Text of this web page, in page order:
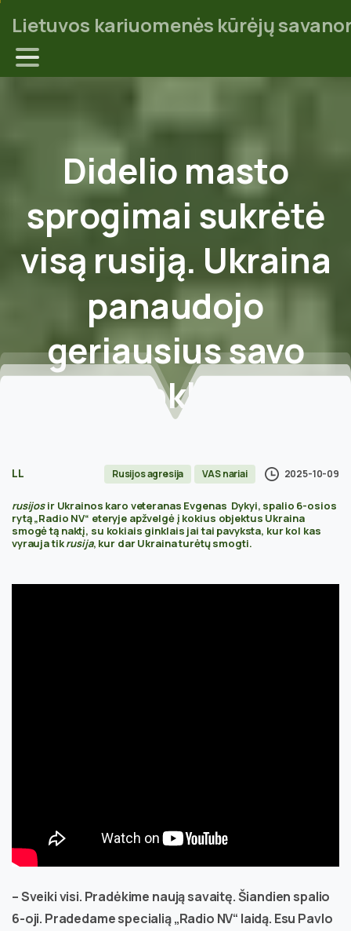
Lietuvos kariuomenės kūrėjų
Didelio masto
sprogimai sukrėtė
visą rusiją. Ukraina
panaudojo
geriausiussavo
ginklus
panaudojo geriausius savo ginklus
LL Rusijos agresija VAS nariai 2025-10-09
rusijosir Ukrainos karo veteranas Evgenas Dykyi, spalio 6-osios
rytą „Radio NV“ eteryje apžvelgė į kokius objektus Ukraina
smogė tą naktį, su kokiais ginklais jai tai pavyksta, kur kol kas
vyrauja tikrusija, kur dar Ukraina turėtų smogti.
– Sveiki visi. Pradėkime naują savaitę. Šiandien spalio
6-oji. Pradedame specialią „Radio NV“ laidą. Esu Pavlo